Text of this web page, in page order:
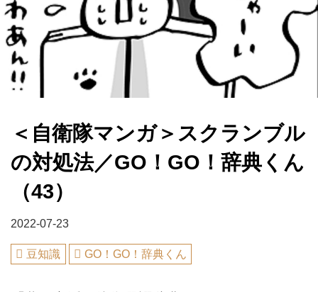
＜自衛隊マンガ＞スクランブル
の対処法／GO！GO！辞典くん
（43）
2022-07-23
豆知識 GO！GO！辞典くん